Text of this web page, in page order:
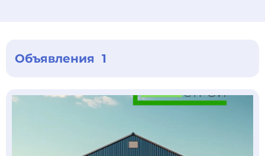
Объявления 1